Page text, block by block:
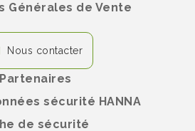
Générales de Vente
Nous contacter
Partenaires
sécurité HANNA
de sécurité